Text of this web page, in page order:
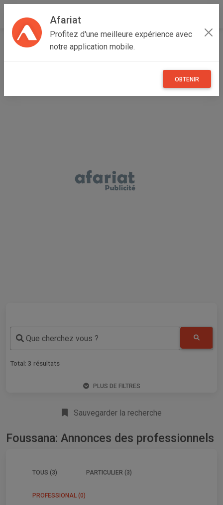
Afariat
Profitez d'une meilleure expérience avec
notre application mobile.
OBTENIR
Accueil Recherche Professionnel
Que cherchez vous ?
Total: 3 résultats
PLUS DE FILTRES
Sauvegarder la recherche
Foussana: Annonces des professionnels
TOUS (3) PARTICULIER (3)
PROFESSIONAL (0)